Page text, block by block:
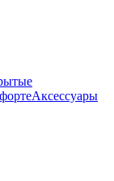
Аксессуары